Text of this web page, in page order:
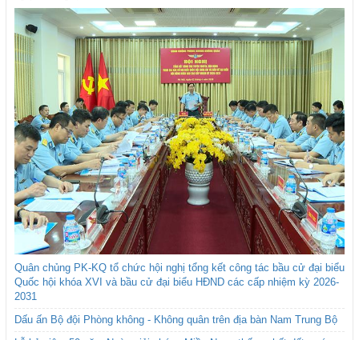
Quân chủng PK-KQ tổ chức hội nghị tổng kết công tác bầu cử đại biểu
Quốc hội khóa XVI và bầu cử đại biểu HĐND các cấp nhiệm kỳ 2026-
2031
Dấu ấn Bộ đội Phòng không - Không quân trên địa bàn Nam Trung Bộ